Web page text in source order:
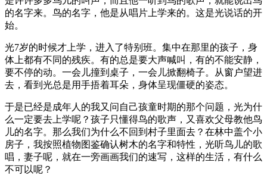
的名字来。鸟的名字，他是从唱片上学来的。这是光说话的开
始。
光7岁的时候才上学，进入了特别班。集中在那里的孩子，身
体上都有不同的残疾。有的总是要大声喊叫，有的不能安静，
要不停的动。一会儿撞到桌子，一会儿掀翻椅子。从窗户望进
去，看到光总是用手捂着耳朵，身体呈现僵硬的姿态。
于是已经是成年人的我又问自己孩童时期的那个问题，光为什
么一定要去上学呢？孩子只懂得鸟的歌声，又喜欢父母教他鸟
儿的名字。那么我们为什么不回到村子里面去？在林中盖个小
房子，我按照植物图鉴确认树木的名字和特性，光听鸟儿的歌
唱，妻子呢，就在一旁画画我们的速写，这样的生活，有什么
不可以呢？